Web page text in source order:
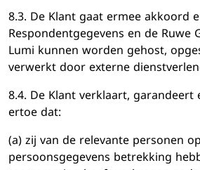
8.3. De Klant gaat ermee akkoord
Respondentgegevens en de Ruwe
Lumi kunnen worden gehost,
verwerkt door externe
8.4. De Klant verklaart,
ertoe dat:
(a) zij van de relevante personen
persoonsgegevens betrekking